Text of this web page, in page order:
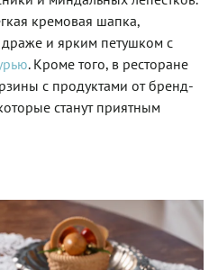
кремовая шапка,
и ярким петушком с
. Кроме того, в ресторане
с продуктами от бренд-
станут приятным